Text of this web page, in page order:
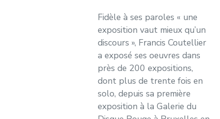
Fidèle à ses paroles « une
exposition vaut mieux qu’un
discours », Francis Coutellier
a exposé ses oeuvres dans
près de 200 expositions,
dont plus de trente fois en
solo, depuis sa première
exposition à la Galerie du